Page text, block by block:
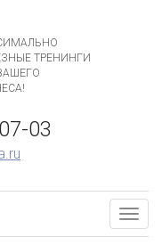
ТРЕНИНГИ
03